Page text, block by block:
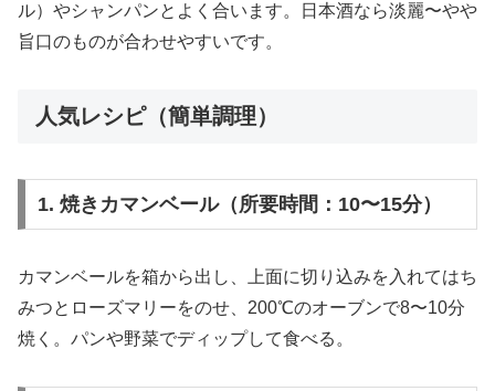
ル）やシャンパンとよく合います。日本酒なら淡麗〜やや
旨口のものが合わせやすいです。
人気レシピ（簡単調理）
1. 焼きカマンベール（所要時間：10〜15分）
カマンベールを箱から出し、上面に切り込みを入れてはち
みつとローズマリーをのせ、200℃のオーブンで8〜10分
焼く。パンや野菜でディップして食べる。